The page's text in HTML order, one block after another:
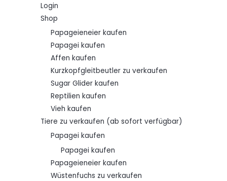
Login
Shop
Papageieneier kaufen
Papagei kaufen
Affen kaufen
Kurzkopfgleitbeutler zu verkaufen
Sugar Glider kaufen
Reptilien kaufen
Vieh kaufen
Tiere zu verkaufen (ab sofort verfügbar)
Papagei kaufen
Papagei kaufen
Papageieneier kaufen
Wüstenfuchs zu verkaufen